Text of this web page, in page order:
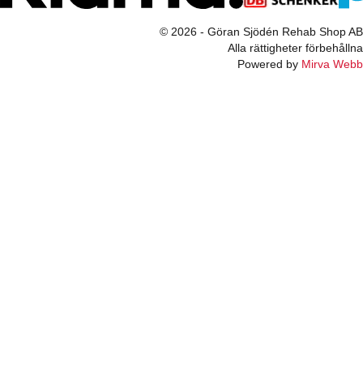
© 2026 - Göran Sjödén Rehab Shop AB
Alla rättigheter förbehållna
Powered by Mirva Webb